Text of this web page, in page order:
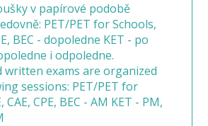
v papírové podobě
PET/PET for Schools,
BEC - dopoledne KET - po
i odpoledne.
written exams are organized
sessions: PET/PET for
CAE, CPE, BEC - AM KET - PM,